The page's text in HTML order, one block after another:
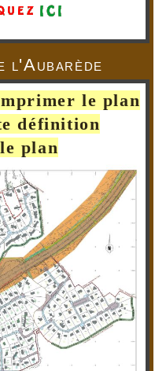
l'Aubarède
le plan
définition
plan